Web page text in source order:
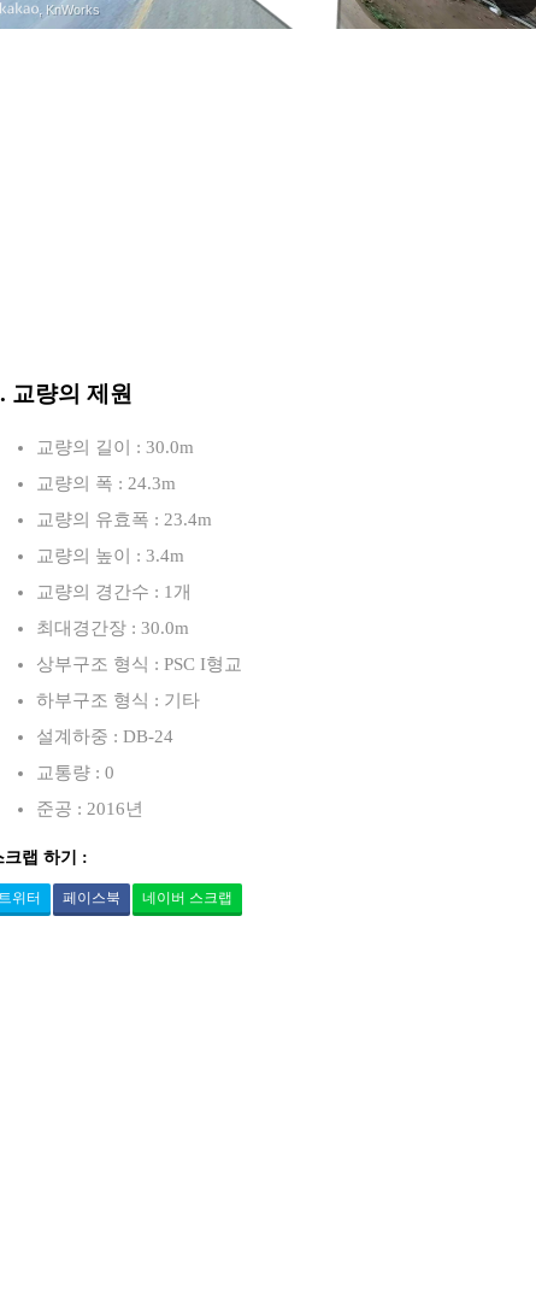
, KnWorks
교량의 제원
교량의 길이 : 30.0m
교량의 폭 : 24.3m
교량의 유효폭 : 23.4m
교량의 높이 : 3.4m
교량의 경간수 : 1개
최대경간장 : 30.0m
상부구조 형식 : PSC I형교
하부구조 형식 : 기타
설계하중 : DB-24
교통량 : 0
준공 : 2016년
크랩 하기 :
위터 페이스북 네이버 스크랩